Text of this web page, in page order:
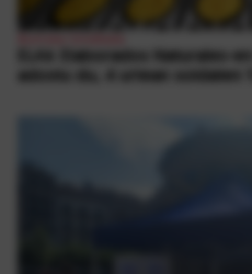
ELAk Elaborados Naturales-
adostu du, 4 urtean soldaten